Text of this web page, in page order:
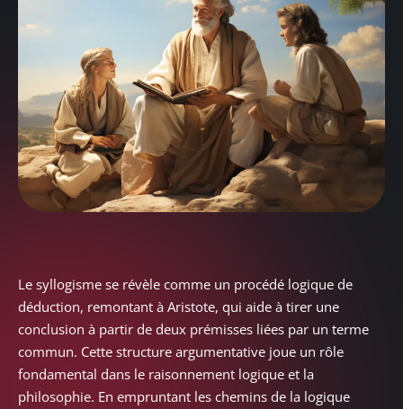
Le syllogisme se révèle comme un procédé logique de
déduction, remontant à Aristote, qui aide à tirer une
conclusion à partir de deux prémisses liées par un terme
commun. Cette structure argumentative joue un rôle
fondamental dans le raisonnement logique et la
philosophie. En empruntant les chemins de la logique